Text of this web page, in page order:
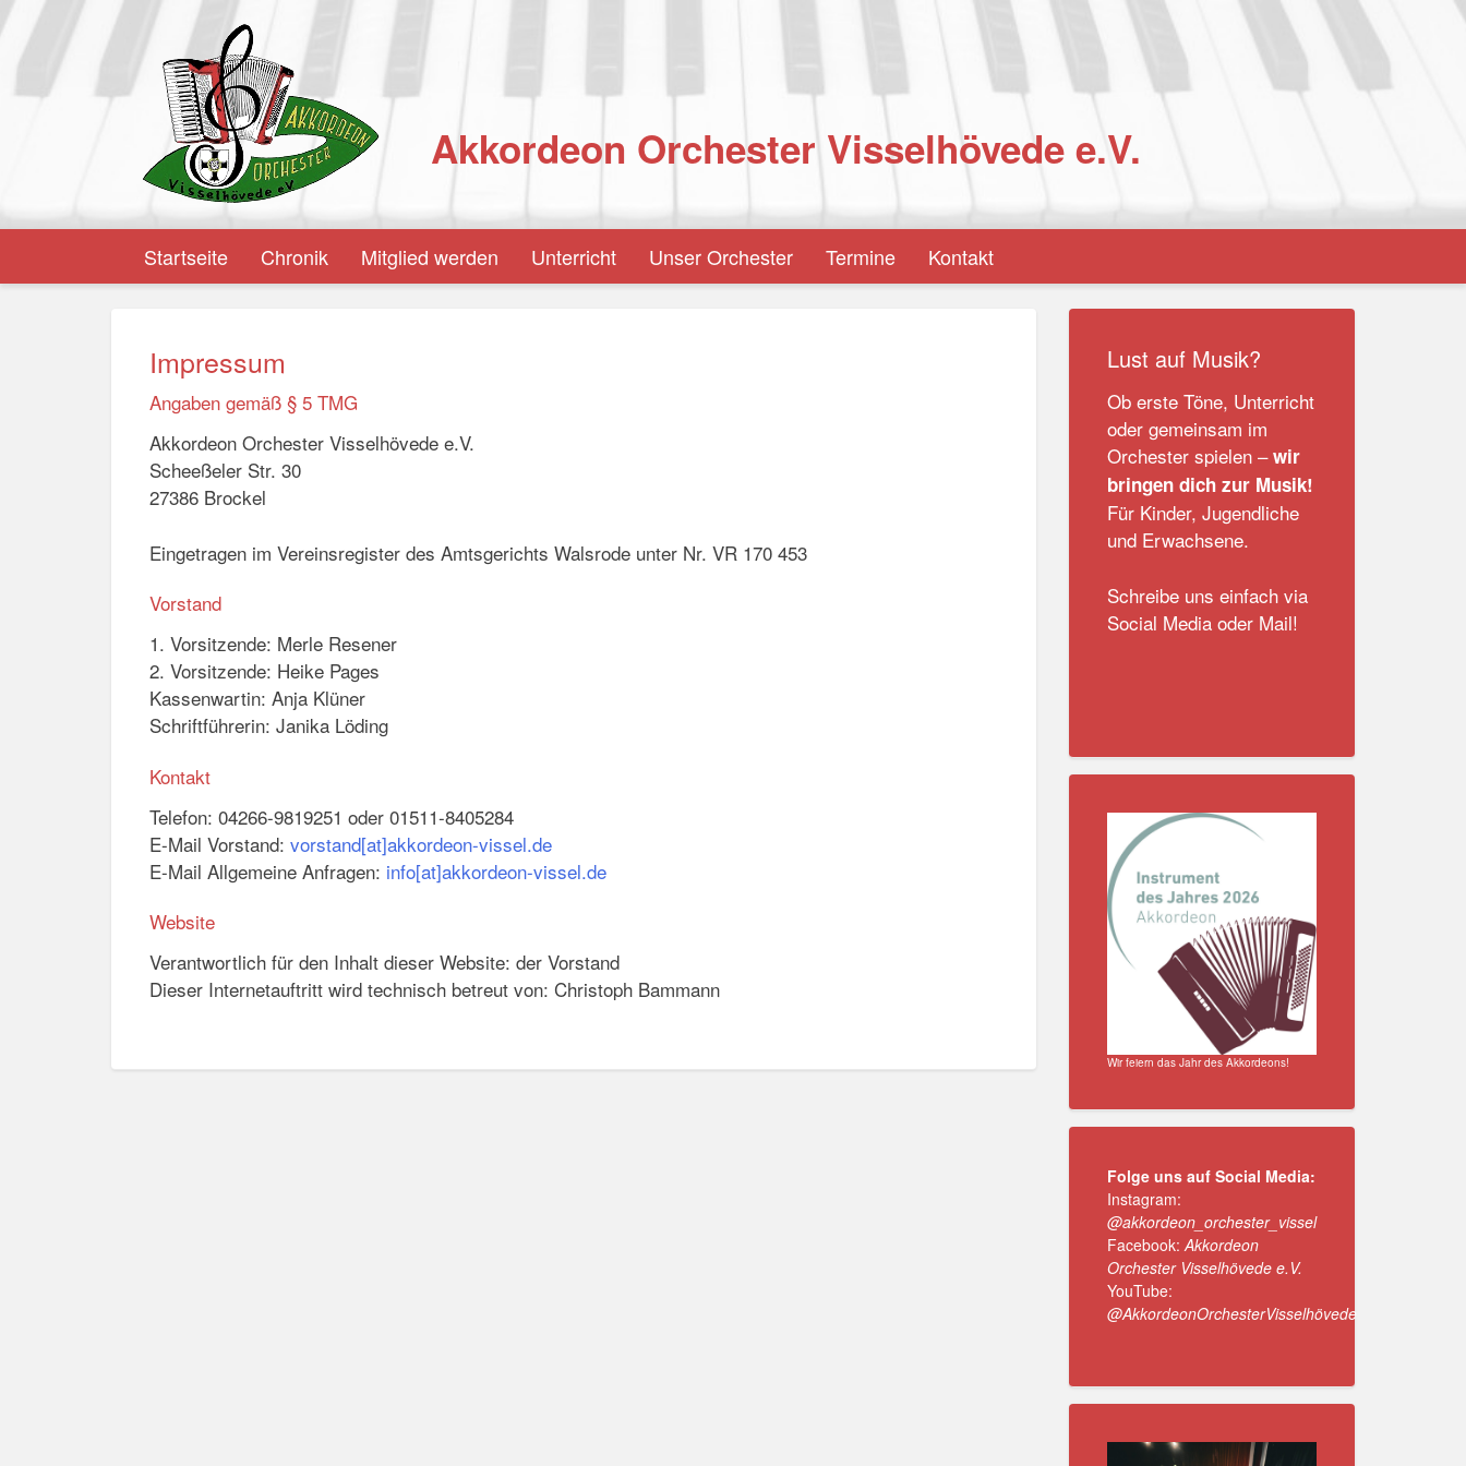
Akkordeon Orchester Visselhövede e.V.
Startseite Chronik Mitglied werden Unterricht Unser Orchester Termine Kontakt
Impressum
Angaben gemäß § 5 TMG
Akkordeon Orchester Visselhövede e.V.
Scheeßeler Str. 30
27386 Brockel
Eingetragen im Vereinsregister des Amtsgerichts Walsrode unter Nr. VR 170 453
Vorstand
1. Vorsitzende: Merle Resener
2. Vorsitzende: Heike Pages
Kassenwartin: Anja Klüner
Schriftführerin: Janika Löding
Kontakt
Telefon: 04266-9819251 oder 01511-8405284
E-Mail Vorstand: vorstand[at]akkordeon-vissel.de
E-Mail Allgemeine Anfragen: info[at]akkordeon-vissel.de
Website
Verantwortlich für den Inhalt dieser Website: der Vorstand
Dieser Internetauftritt wird technisch betreut von: Christoph Bammann
Lust auf Musik?
Ob erste Töne, Unterricht
oder gemeinsam im
Orchester spielen –wir
bringen dich zur Musik!
Für Kinder, Jugendliche
und Erwachsene.
Schreibe uns einfach via
Social Media oder Mail!
Wir feiern das Jahr des Akkordeons!
Folge uns auf Social Media:
Instagram:
@akkordeon_orchester_vissel
Facebook:Akkordeon
Orchester Visselhövede e.V.
YouTube:
@AkkordeonOrchesterVisselhövede